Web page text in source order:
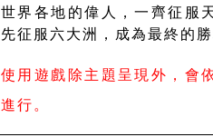
世界各地的偉人，一齊征服
先征服六大洲，成為最終的勝
使用遊戲除主題呈現外，會
進行。